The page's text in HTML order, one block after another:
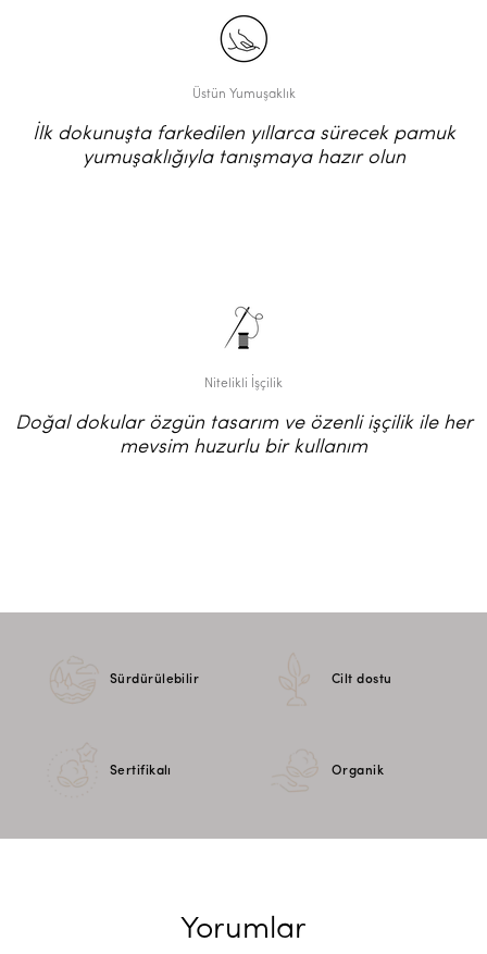
Üstün Yumuşaklık
İlk dokunuşta farkedilen yıllarca sürecek pamuk
yumuşaklığıyla tanışmaya hazır olun
Nitelikli İşçilik
Doğal dokular özgün tasarım ve özenli işçilik ile her
mevsim huzurlu bir kullanım
Sürdürülebilir Cilt dostu
Sertifikalı Organik
Yorumlar